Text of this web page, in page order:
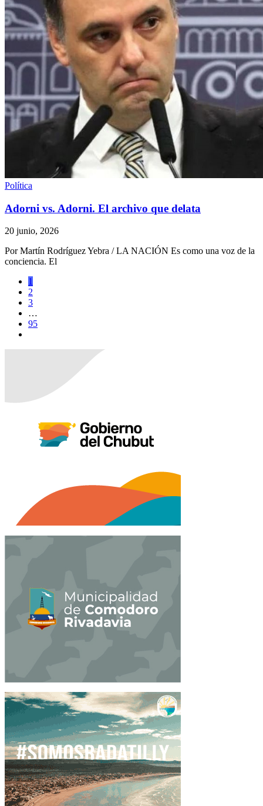
Política
Adorni vs. Adorni. El archivo que delata
20 junio, 2026
Por Martín Rodríguez Yebra / LA NACIÓN Es como una voz de la
conciencia. El
1
2
3
…
95